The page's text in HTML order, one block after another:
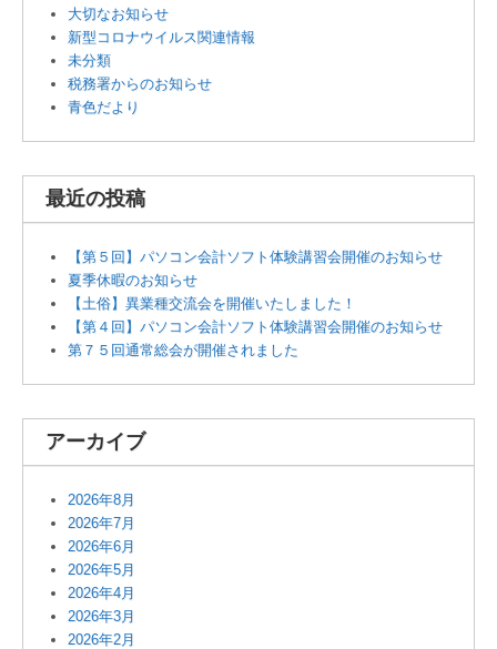
大切なお知らせ
新型コロナウイルス関連情報
未分類
税務署からのお知らせ
青色だより
最近の投稿
【第５回】パソコン会計ソフト体験講習会開催のお知らせ
夏季休暇のお知らせ
【土俗】異業種交流会を開催いたしました！
【第４回】パソコン会計ソフト体験講習会開催のお知らせ
第７５回通常総会が開催されました
アーカイブ
2026年8月
2026年7月
2026年6月
2026年5月
2026年4月
2026年3月
2026年2月